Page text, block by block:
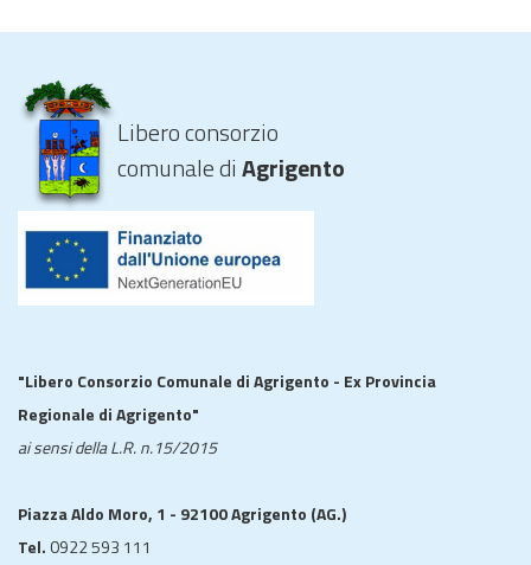
Libero consorzio
comunale diAgrigento
"Libero Consorzio Comunale di Agrigento - Ex Provincia
Regionale di Agrigento"
ai sensi della L.R. n.15/2015
Piazza Aldo Moro, 1 - 92100 Agrigento (AG.)
Tel. 0922 593 111